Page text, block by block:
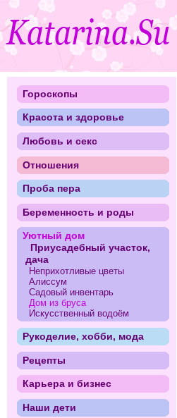
Гороскопы
Красота и здоровье
Любовь и секс
Отношения
Проба пера
Беременность и роды
Уютный дом
Приусадебный участок,
дача
Неприхотливые цветы
Алиссум
Садовый инвентарь
Дом из бруса
Искусственный водоём
Рукоделие, хобби, мода
Рецепты
Карьера и бизнес
Наши дети